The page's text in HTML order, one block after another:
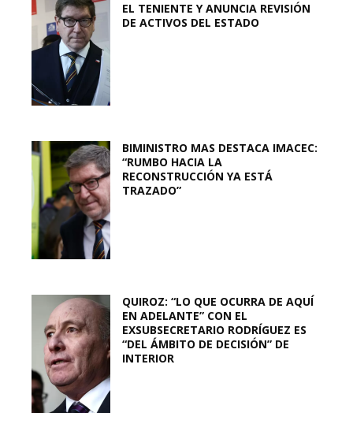
EL TENIENTE Y ANUNCIA REVISIÓN
DE ACTIVOS DEL ESTADO
BIMINISTRO MAS DESTACA IMACEC:
“RUMBO HACIA LA
RECONSTRUCCIÓN YA ESTÁ
TRAZADO”
QUIROZ: “LO QUE OCURRA DE AQUÍ
EN ADELANTE” CON EL
EXSUBSECRETARIO RODRÍGUEZ ES
“DEL ÁMBITO DE DECISIÓN” DE
INTERIOR